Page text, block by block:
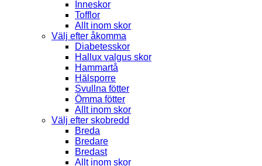
Inneskor
Tofflor
Allt inom skor
Välj efter åkomma
Diabetesskor
Hallux valgus skor
Hammartå
Hälsporre
Svullna fötter
Ömma fötter
Allt inom skor
Välj efter skobredd
Breda
Bredare
Bredast
Allt inom skor